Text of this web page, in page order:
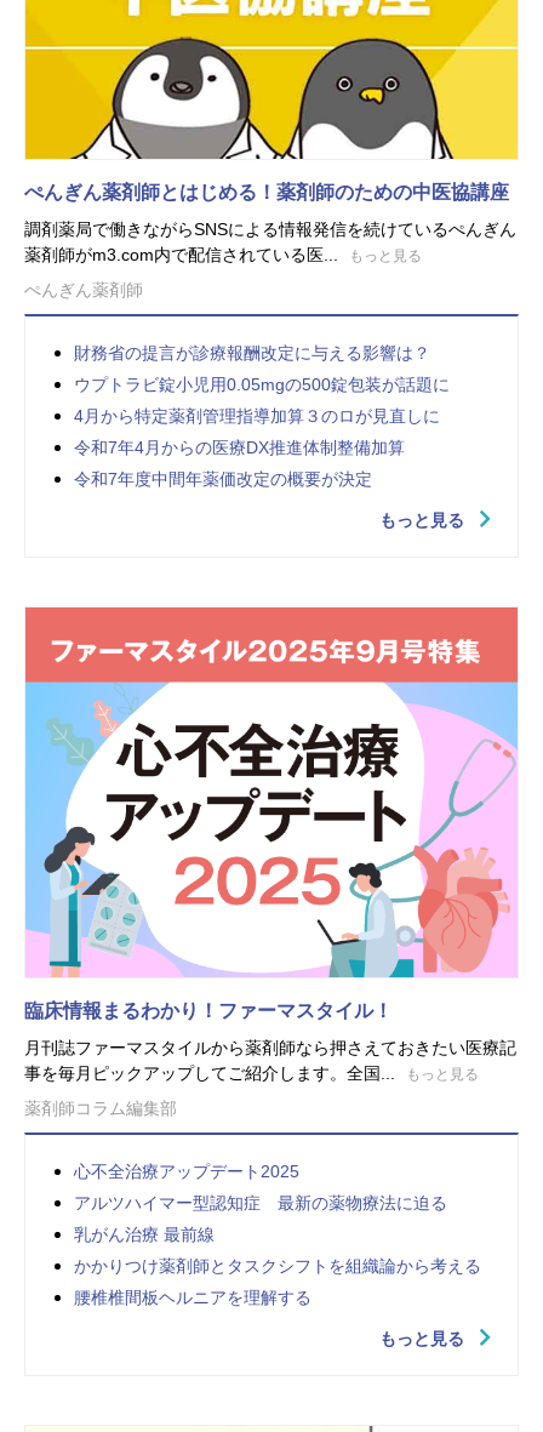
ぺんぎん薬剤師とはじめる！薬剤師のための中医協講座
調剤薬局で働きながらSNSによる情報発信を続けているぺんぎん
薬剤師がm3.com内で配信されている医...
もっと見る
ぺんぎん薬剤師
財務省の提言が診療報酬改定に与える影響は？
ウプトラビ錠小児用0.05mgの500錠包装が話題に
4月から特定薬剤管理指導加算３のロが見直しに
令和7年4月からの医療DX推進体制整備加算
令和7年度中間年薬価改定の概要が決定
もっと見る
臨床情報まるわかり！ファーマスタイル！
月刊誌ファーマスタイルから薬剤師なら押さえておきたい医療記
事を毎月ピックアップしてご紹介します。全国...
もっと見る
薬剤師コラム編集部
心不全治療アップデート2025
アルツハイマー型認知症 最新の薬物療法に迫る
乳がん治療 最前線
かかりつけ薬剤師とタスクシフトを組織論から考える
腰椎椎間板ヘルニアを理解する
もっと見る